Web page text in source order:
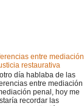
entre mediación
restaurativa
día hablaba de las
entre mediación
penal, hoy me
recordar las